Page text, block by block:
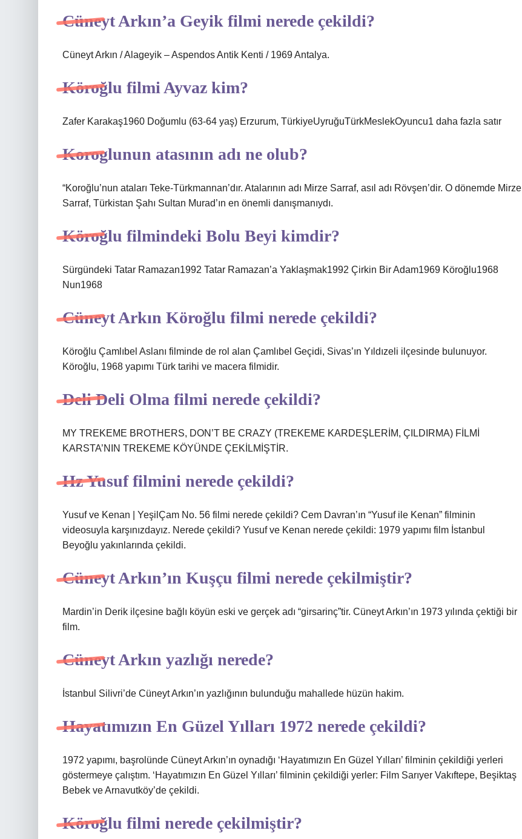
Cüneyt Arkın’a Geyik filmi nerede çekildi?
Cüneyt Arkın / Alageyik – Aspendos Antik Kenti / 1969 Antalya.
Köroğlu filmi Ayvaz kim?
Zafer Karakaş1960 Doğumlu (63-64 yaş) Erzurum, TürkiyeUyruğuTürkMeslekOyuncu1 daha fazla satır
Koroglunun atasının adı ne olub?
“Koroğlu’nun ataları Teke-Türkmannan’dır. Atalarının adı Mirze Sarraf, asıl adı Rövşen’dir. O dönemde Mirze
Sarraf, Türkistan Şahı Sultan Murad’ın en önemli danışmanıydı.
Köroğlu filmindeki Bolu Beyi kimdir?
Sürgündeki Tatar Ramazan1992 Tatar Ramazan’a Yaklaşmak1992 Çirkin Bir Adam1969 Köroğlu1968
Nun1968
Cüneyt Arkın Köroğlu filmi nerede çekildi?
Köroğlu Çamlıbel Aslanı filminde de rol alan Çamlıbel Geçidi, Sivas’ın Yıldızeli ilçesinde bulunuyor.
Köroğlu, 1968 yapımı Türk tarihi ve macera filmidir.
Deli Deli Olma filmi nerede çekildi?
MY TREKEME BROTHERS, DON’T BE CRAZY (TREKEME KARDEŞLERİM, ÇILDIRMA) FİLMİ
KARSTA’NIN TREKEME KÖYÜNDE ÇEKİLMİŞTİR.
Hz Yusuf filmini nerede çekildi?
Yusuf ve Kenan | YeşilÇam No. 56 filmi nerede çekildi? Cem Davran’ın “Yusuf ile Kenan” filminin
videosuyla karşınızdayız. Nerede çekildi? Yusuf ve Kenan nerede çekildi: 1979 yapımı film İstanbul
Beyoğlu yakınlarında çekildi.
Cüneyt Arkın’ın Kuşçu filmi nerede çekilmiştir?
Mardin’in Derik ilçesine bağlı köyün eski ve gerçek adı “girsarinç”tir. Cüneyt Arkın’ın 1973 yılında çektiği bir
film.
Cüneyt Arkın yazlığı nerede?
İstanbul Silivri’de Cüneyt Arkın’ın yazlığının bulunduğu mahallede hüzün hakim.
Hayatımızın En Güzel Yılları 1972 nerede çekildi?
1972 yapımı, başrolünde Cüneyt Arkın’ın oynadığı ‘Hayatımızın En Güzel Yılları’ filminin çekildiği yerleri
göstermeye çalıştım. ‘Hayatımızın En Güzel Yılları’ filminin çekildiği yerler: Film Sarıyer Vakıftepe, Beşiktaş
Bebek ve Arnavutköy’de çekildi.
Köroğlu filmi nerede çekilmiştir?